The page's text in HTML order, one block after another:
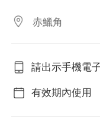
赤鱲角
請出示手機電
有效期內使用